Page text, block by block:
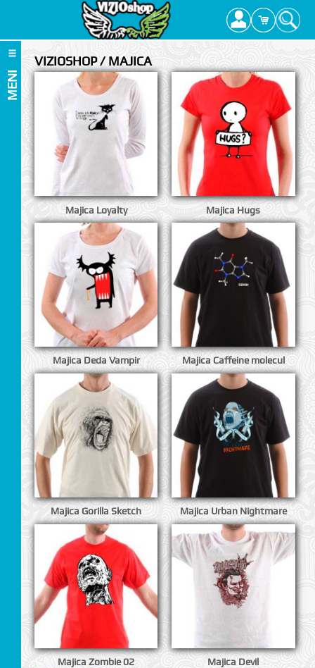
MENI
VIZIOSHOP / MAJICA
Majica Loyalty Majica Hugs
Majica Deda Vampir Majica Caffeine molecul
Majica Gorilla Sketch Majica Urban Nightmare
Majica Zombie 02 Majica Devil